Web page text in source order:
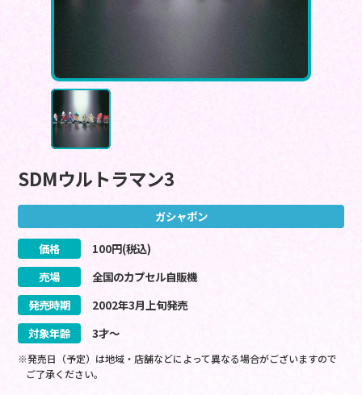
SDMウルトラマン3
ガシャポン
価格 100円(税込)
売場
全国のカプセル自販機
発売時期
2002年3月上旬発売
対象年齢
3才～
※発売日（予定）は地域・店舗などによって異なる場合がございますので
ご了承ください。